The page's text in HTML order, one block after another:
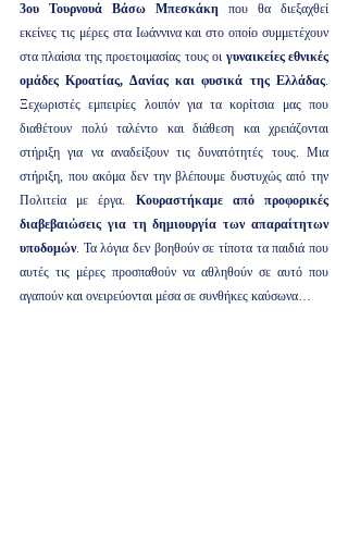
3ου Τουρνουά Βάσω Μπεσκάκη που θα διεξαχθεί
εκείνες τις μέρες στα Ιωάννινα και στο οποίο συμμετέχουν
στα πλαίσια της προετοιμασίας τους οι γυναικείες εθνικές
ομάδες Κροατίας, Δανίας και φυσικά της Ελλάδας.
Ξεχωριστές εμπειρίες λοιπόν για τα κορίτσια μας που
διαθέτουν πολύ ταλέντο και διάθεση και χρειάζονται
στήριξη για να αναδείξουν τις δυνατότητές τους. Μια
στήριξη, που ακόμα δεν την βλέπουμε δυστυχώς από την
Πολιτεία με έργα. Κουραστήκαμε από προφορικές
διαβεβαιώσεις για τη δημιουργία των απαραίτητων
υποδομών. Τα λόγια δεν βοηθούν σε τίποτα τα παιδιά που
αυτές τις μέρες προσπαθούν να αθληθούν σε αυτό που
αγαπούν και ονειρεύονται μέσα σε συνθήκες καύσωνα…